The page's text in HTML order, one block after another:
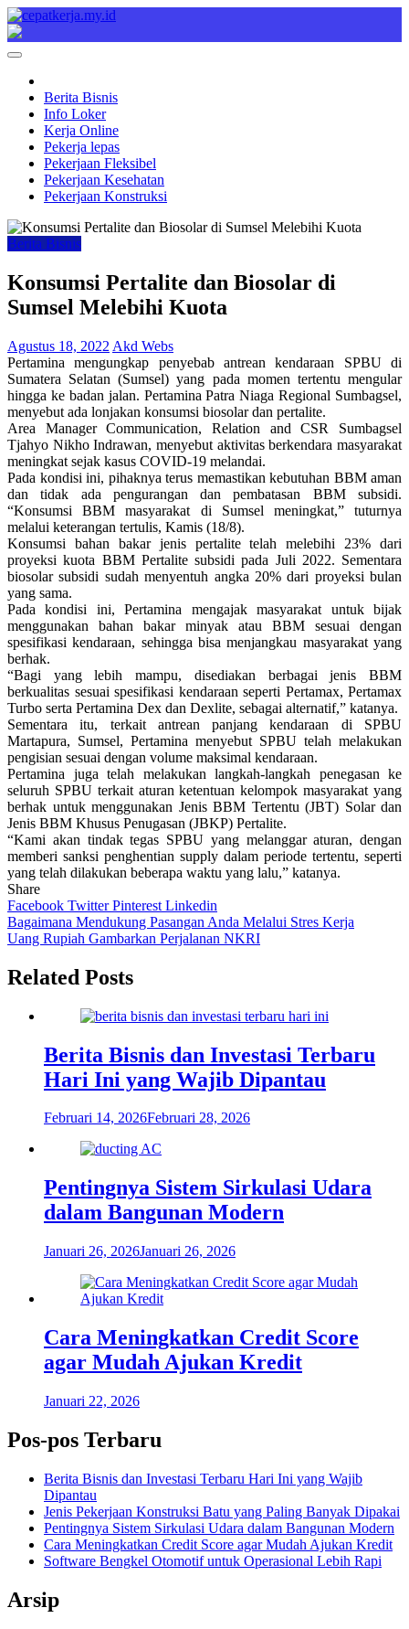
Skip
to
content
Cepat Kerja
Berita Bisnis
Berita Bisnis
Info Loker
Kerja Online
Pekerja lepas
Pekerjaan Fleksibel
Pekerjaan Kesehatan
Pekerjaan Konstruksi
Berita Bisnis
Konsumsi Pertalite dan Biosolar di
Sumsel Melebihi Kuota
Agustus 18, 2022 Akd Webs
Pertamina mengungkap penyebab antrean kendaraan SPBU di
Sumatera Selatan (Sumsel) yang pada momen tertentu mengular
hingga ke badan jalan. Pertamina Patra Niaga Regional Sumbagsel,
menyebut ada lonjakan konsumsi biosolar dan pertalite.
Area Manager Communication, Relation and CSR Sumbagsel
Tjahyo Nikho Indrawan, menyebut aktivitas berkendara masyarakat
meningkat sejak kasus COVID-19 melandai.
Pada kondisi ini, pihaknya terus memastikan kebutuhan BBM aman
dan tidak ada pengurangan dan pembatasan BBM subsidi.
“Konsumsi BBM masyarakat di Sumsel meningkat,” tuturnya
melalui keterangan tertulis, Kamis (18/8).
Konsumsi bahan bakar jenis pertalite telah melebihi 23% dari
proyeksi kuota BBM Pertalite subsidi pada Juli 2022. Sementara
biosolar subsidi sudah menyentuh angka 20% dari proyeksi bulan
yang sama.
Pada kondisi ini, Pertamina mengajak masyarakat untuk bijak
menggunakan bahan bakar minyak atau BBM sesuai dengan
spesifikasi kendaraan, sehingga bisa menjangkau masyarakat yang
berhak.
“Bagi yang lebih mampu, disediakan berbagai jenis BBM
berkualitas sesuai spesifikasi kendaraan seperti Pertamax, Pertamax
Turbo serta Pertamina Dex dan Dexlite, sebagai alternatif,” katanya.
Sementara itu, terkait antrean panjang kendaraan di SPBU
Martapura, Sumsel, Pertamina menyebut SPBU telah melakukan
pengisian sesuai dengan volume maksimal kendaraan.
Pertamina juga telah melakukan langkah-langkah penegasan ke
seluruh SPBU terkait aturan ketentuan kelompok masyarakat yang
berhak untuk menggunakan Jenis BBM Tertentu (JBT) Solar dan
Jenis BBM Khusus Penugasan (JBKP) Pertalite.
“Kami akan tindak tegas SPBU yang melanggar aturan, dengan
memberi sanksi penghentian supply dalam periode tertentu, seperti
yang telah dilakukan beberapa waktu yang lalu,” katanya.
Share
Facebook TwitterPinterest Linkedin
Navigasi
pos
Bagaimana Mendukung Pasangan Anda Melalui Stres Kerja
Uang Rupiah Gambarkan Perjalanan NKRI
Related Posts
Berita Bisnis dan Investasi Terbaru
Hari Ini yang Wajib Dipantau
Februari 14, 2026Februari 28, 2026
Pentingnya Sistem Sirkulasi Udara
dalam Bangunan Modern
Januari 26, 2026Januari 26, 2026
Cara Meningkatkan Credit Score
agar Mudah Ajukan Kredit
Januari 22, 2026
Pos-pos Terbaru
Berita Bisnis dan Investasi Terbaru Hari Ini yang Wajib
Dipantau
Jenis Pekerjaan Konstruksi Batu yang Paling Banyak Dipakai
Pentingnya Sistem Sirkulasi Udara dalam Bangunan Modern
Cara Meningkatkan Credit Score agar Mudah Ajukan Kredit
Software Bengkel Otomotif untuk Operasional Lebih Rapi
Arsip